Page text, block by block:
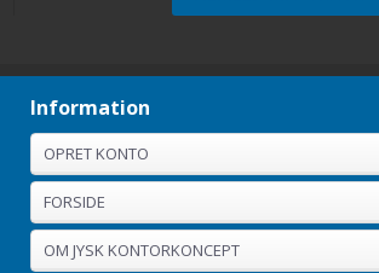
Information
OPRET KONTO
FORSIDE
OM JYSK KONTORKONCEPT